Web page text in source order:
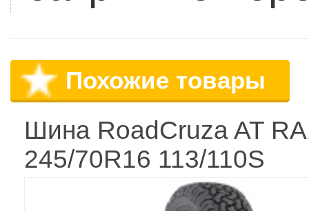
Похожие товары
Шина RoadCruza AT
245/70R16 113/110S